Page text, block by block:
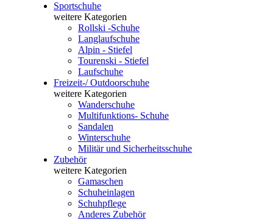
Sportschuhe
weitere Kategorien
Rollski -Schuhe
Langlaufschuhe
Alpin - Stiefel
Tourenski - Stiefel
Laufschuhe
Freizeit-/ Outdoorschuhe
weitere Kategorien
Wanderschuhe
Multifunktions- Schuhe
Sandalen
Winterschuhe
Militär und Sicherheitsschuhe
Zubehör
weitere Kategorien
Gamaschen
Schuheinlagen
Schuhpflege
Anderes Zubehör